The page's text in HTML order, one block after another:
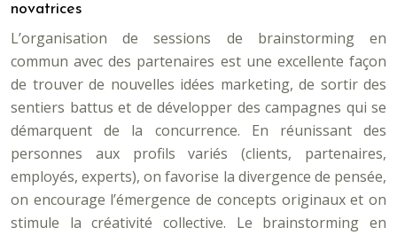
novatrices
L’organisation de sessions de brainstorming en
commun avec des partenaires est une excellente façon
de trouver de nouvelles idées marketing, de sortir des
sentiers battus et de développer des campagnes qui se
démarquent de la concurrence. En réunissant des
personnes aux profils variés (clients, partenaires,
employés, experts), on favorise la divergence de pensée,
on encourage l’émergence de concepts originaux et on
stimule la créativité collective. Le brainstorming en